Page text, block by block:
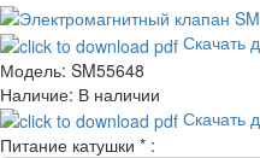
Скачать
Модель: SM55648
Наличие: В наличии
Скачать
Питание катушки * :